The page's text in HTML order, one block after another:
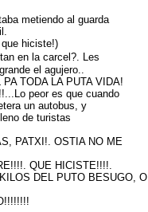
metiendo al guarda
hiciste!)
en la carcel?. Les
el agujero..
TODA LA PUTA VIDA!
peor es que cuando
un autobus, y
de turistas
PATXI!. OSTIA NO ME
QUE HICISTE!!!!.
DEL PUTO BESUGO, O